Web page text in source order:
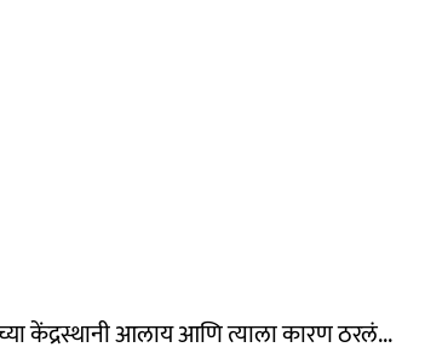
केंद्रस्थानी आलाय आणि त्याला कारण ठरलं...